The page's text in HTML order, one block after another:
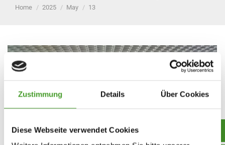
Zustimmung Details Über Cookies
Diese Webseite verwendet Cookies
You are here:
Home 2025 May 13